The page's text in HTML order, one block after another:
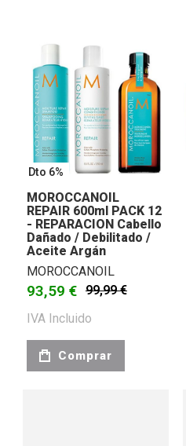
Dto 6%
MOROCCANOIL
REPAIR 600ml PACK 12
- REPARACION Cabello
Dañado / Debilitado /
Aceite Argán
MOROCCANOIL
93,59 € 99,99 €
IVA Incluido
Comprar